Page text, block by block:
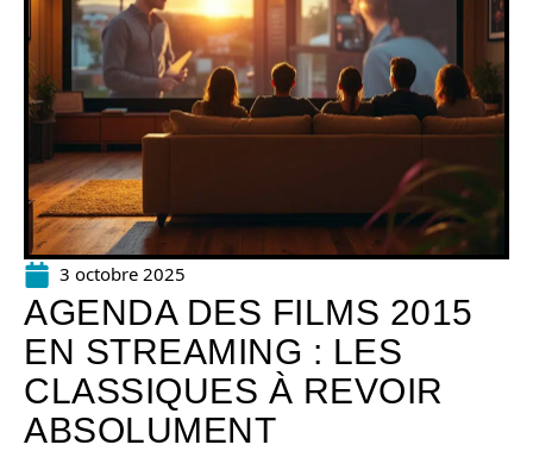
3 octobre 2025
AGENDA DES FILMS 2015
EN STREAMING : LES
CLASSIQUES À REVOIR
ABSOLUMENT